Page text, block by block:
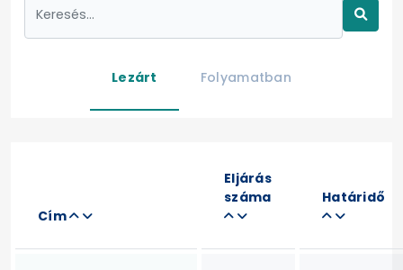
Lezárt Folyamatban
Cím
Eljárás
száma
Határidő